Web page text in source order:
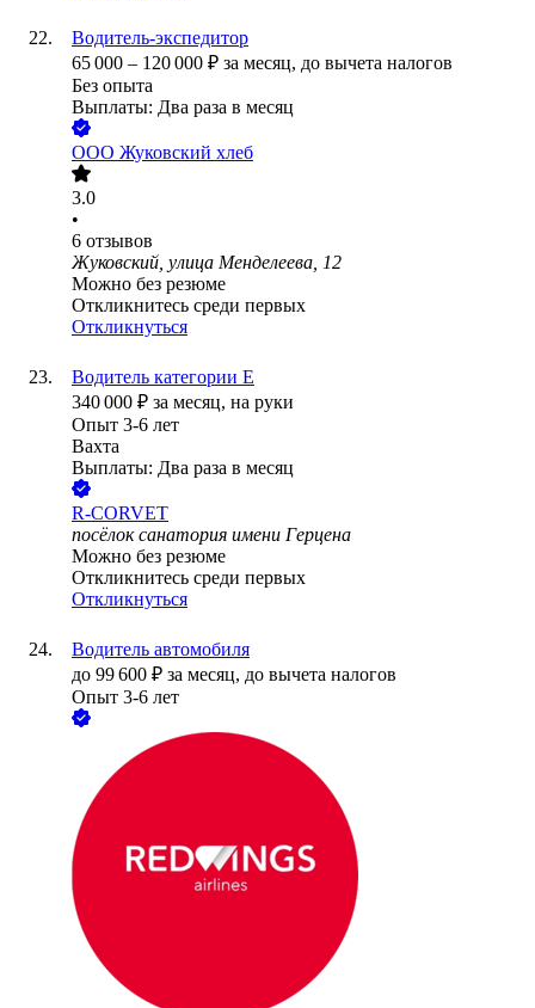
Водитель-экспедитор
65 000 – 120 000 ₽ за месяц, до вычета налогов
Без опыта
Выплаты: Два раза в месяц
ООО Жуковский хлеб
3.0
•
6 отзывов
Жуковский, улица Менделеева, 12
Можно без резюме
Откликнитесь среди первых
Откликнуться
Водитель категории Е
340 000 ₽ за месяц, на руки
Опыт 3-6 лет
Вахта
Выплаты: Два раза в месяц
R-CORVET
посёлок санатория имени Герцена
Можно без резюме
Откликнитесь среди первых
Откликнуться
Водитель автомобиля
до 99 600 ₽ за месяц, до вычета налогов
Опыт 3-6 лет